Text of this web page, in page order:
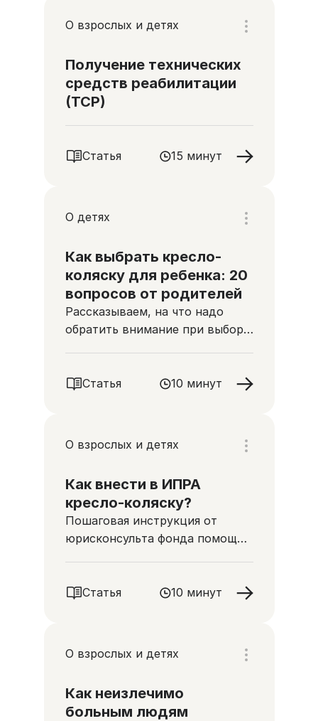
О взрослых и детях
Получение технических
средств реабилитации
(ТСР)
Статья 15 минут
О детях
Как выбрать кресло-
коляску для ребенка: 20
вопросов от родителей
Рассказываем, на что надо
обратить внимание при выборе
Статья
10 минут
О взрослых и детях
Как внести в ИПРА
кресло-коляску?
Пошаговая инструкция от
юрисконсульта фонда помощи
Статья
10 минут
О взрослых и детях
Как неизлечимо
больным людям